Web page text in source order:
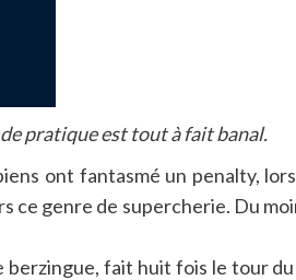
pratique est tout à fait banal.
ont fantasmé un penalty,
genre de supercherie. Du
fait huit fois le tour